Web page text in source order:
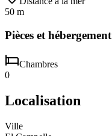
50 m
Pièces et hébergement
Chambres
0
Localisation
Ville